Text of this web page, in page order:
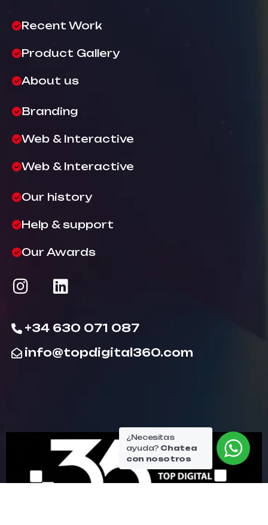
Recent Work
Product Gallery
About us
Branding
Web & Interactive
Web & Interactive
Our history
Help & support
Our Awards
+34 630 071 087
info@topdigital360.com
¿Necesitas
ayuda? Chatea
con nosotros